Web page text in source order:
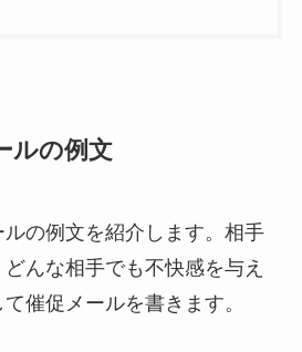
ルの例文
の例文を紹介します。相手
んな相手でも不快感を与え
催促メールを書きます。